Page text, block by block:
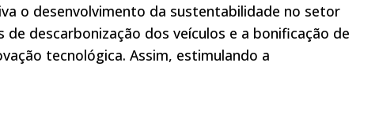
o desenvolvimento da sustentabilidade no setor
descarbonização dos veículos e a bonificação de
tecnológica. Assim, estimulando a